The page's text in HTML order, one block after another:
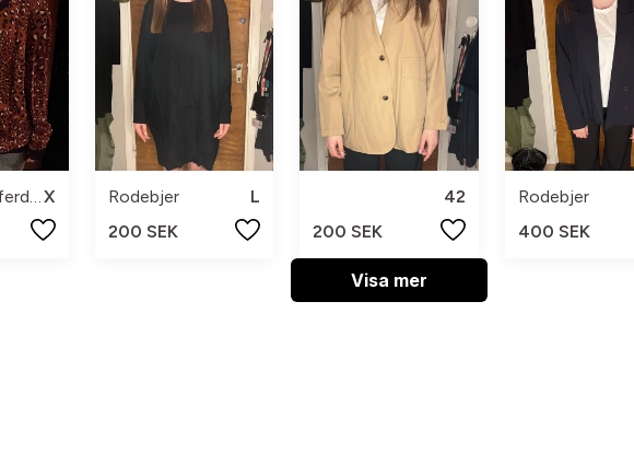
Baum und Pferdgarten Rodebjer
L
200 SEK
42
200 SEK
Rodebjer
400 SEK
Visa mer